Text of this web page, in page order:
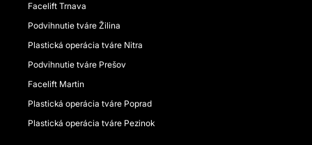
Facelift Trnava
Podvihnutie tváre Žilina
Plastická operácia tváre Nitra
Podvihnutie tváre Prešov
Facelift Martin
Plastická operácia tváre Poprad
Plastická operácia tváre Pezinok